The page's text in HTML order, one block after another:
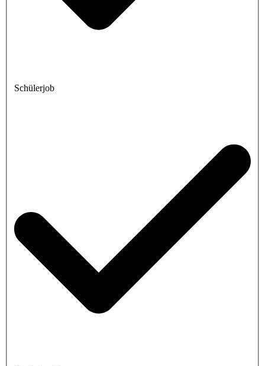
Schülerjob